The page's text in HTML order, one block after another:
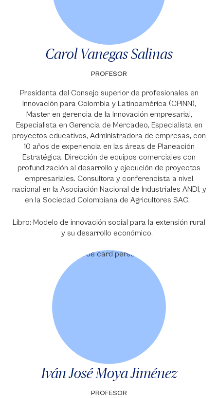
Carol Vanegas Salinas
PROFESOR
Presidenta del Consejo superior de profesionales en
Innovación para Colombia y Latinoamérica (CPINN),
Master en gerencia de la Innovación empresarial,
Especialista en Gerencia de Mercadeo, Especialista en
proyectos educativos, Administradora de empresas, con
10 años de experiencia en las áreas de Planeación
Estratégica, Dirección de equipos comerciales con
profundización al desarrollo y ejecución de proyectos
empresariales. Consultora y conferencista a nivel
nacional en la Asociación Nacional de Industriales ANDI, y
en la Sociedad Colombiana de Agricultores SAC.
Libro: Modelo de innovación social para la extensión rural
y su desarrollo económico.
Iván José Moya Jiménez
PROFESOR